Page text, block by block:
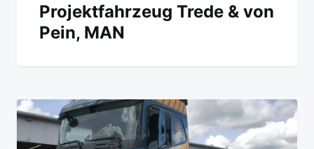
Projektfahrzeug Trede & von
Pein, MAN